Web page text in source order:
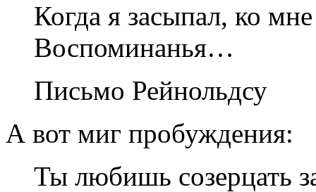
Когда я засыпал, ко
Воспоминанья…
Письмо Рейнольдсу
А вот миг пробуждения:
Ты любишь созерцать